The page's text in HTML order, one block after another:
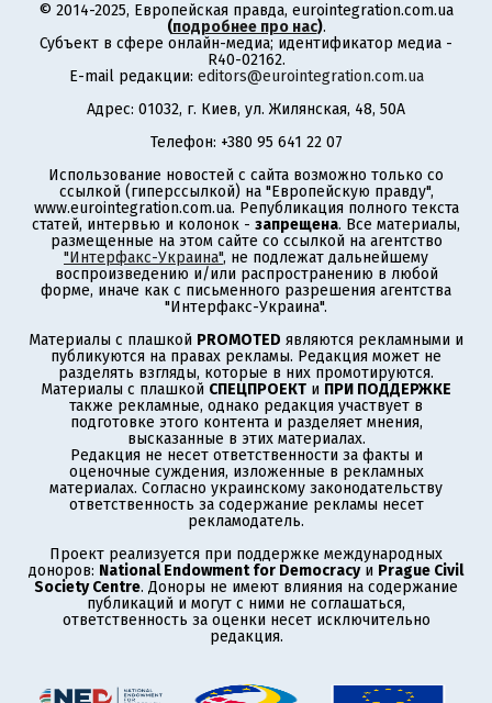
© 2014-2025, Европейская правда, eurointegration.com.ua
(подробнее про нас).
Субъект в сфере онлайн-медиа; идентификатор медиа -
R40-02162.
E-mail редакции: editors@eurointegration.com.ua
Адрес: 01032, г. Киев, ул. Жилянская, 48, 50А
Телефон: +380 95 641 22 07
Использование новостей с сайта возможно только со
ссылкой (гиперссылкой) на "Европейскую правду",
www.eurointegration.com.ua. Републикация полного текста
статей, интервью и колонок - запрещена. Все материалы,
размещенные на этом сайте со ссылкой на агентство
"Интерфакс-Украина", не подлежат дальнейшему
воспроизведению и/или распространению в любой
форме, иначе как с письменного разрешения агентства
"Интерфакс-Украина".
Материалы с плашкой PROMOTED являются рекламными и
публикуются на правах рекламы. Редакция может не
разделять взгляды, которые в них промотируются.
Материалы с плашкой СПЕЦПРОЕКТ и ПРИ ПОДДЕРЖКЕ
также рекламные, однако редакция участвует в
подготовке этого контента и разделяет мнения,
высказанные в этих материалах.
Редакция не несет ответственности за факты и
оценочные суждения, изложенные в рекламных
материалах. Согласно украинскому законодательству
ответственность за содержание рекламы несет
рекламодатель.
Проект реализуется при поддержке международных
доноров: National Endowment for Democracyи Prague Civil
Society Centre. Доноры не имеют влияния на содержание
публикаций и могут с ними не соглашаться,
ответственность за оценки несет исключительно
редакция.